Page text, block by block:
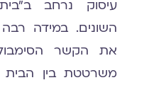
עיסוק נרחב
השונים. במידה
את הקשר
משרטטת בין